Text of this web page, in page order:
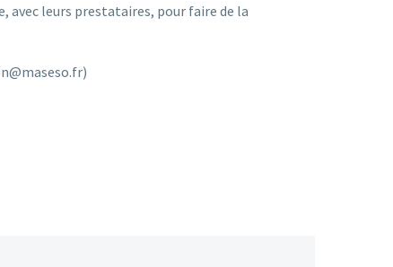
avec leurs prestataires, pour faire de la